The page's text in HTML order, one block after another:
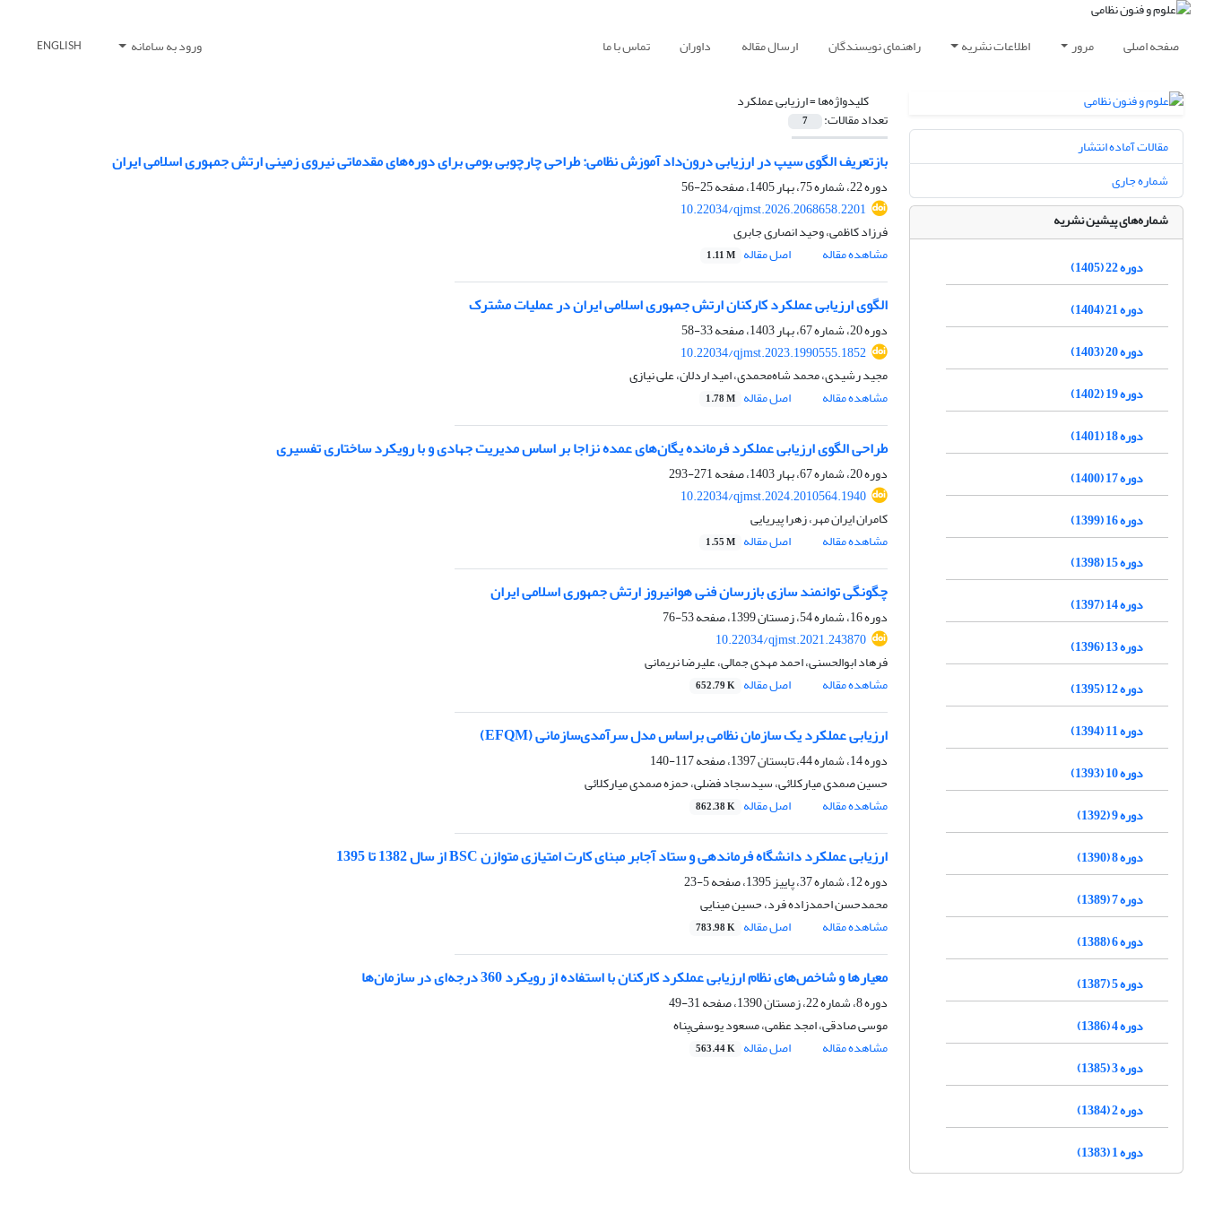
صفحه اصلی مرور اطلاعات نشریه راهنمای نویسندگان ارسال مقاله داوران تماس با ما ورود به سامانه ENGLISH
کلیدواژه‌ها =ارزیابی عملکرد
تعداد مقالات: 7
بازتعریف الگوی سیپ در ارزیابی درون‌داد آموزش نظامی: طراحی چارچوبی بومی برای دوره‌های مقدماتی نیروی زمینی ارتش جمهوری اسلامی ایران
دوره 22، شماره 75، بهار 1405، صفحه
25-56
10.22034/qjmst.2026.2068658.2201
فرزاد کاظمی، وحید انصاری جابری
مشاهده مقاله
اصل مقاله 1.11 M
الگوی ارزیابی عملکرد کارکنان ارتش جمهوری اسلامی ایران در عملیات مشترک
دوره 20، شماره 67، بهار 1403، صفحه
33-58
10.22034/qjmst.2023.1990555.1852
مجید رشیدی، محمد شاه‌محمدی، امید اردلان، علی نیازی
مشاهده مقاله
اصل مقاله 1.78 M
طراحی الگوی ارزیابی عملکرد فرمانده یگان‌های عمده نزاجا بر اساس مدیریت جهادی و با رویکرد ساختاری تفسیری
دوره 20، شماره 67، بهار 1403، صفحه
271-293
10.22034/qjmst.2024.2010564.1940
کامران ایران مهر، زهرا پیریایی
مشاهده مقاله
اصل مقاله 1.55 M
چگونگی توانمند سازی بازرسان فنی هوانیروز ارتش جمهوری اسلامی ایران
دوره 16، شماره 54، زمستان 1399، صفحه
53-76
10.22034/qjmst.2021.243870
فرهاد ابوالحسنی، احمد مهدی جمالی، علیرضا نریمانی
مشاهده مقاله
اصل مقاله 652.79 K
ارزیابی عملکرد یک سازمان نظامی براساس مدل سرآمدی‌سازمانی (EFQM)
دوره 14، شماره 44، تابستان 1397، صفحه
117-140
حسین صمدی میارکلائی، سیدسجاد فضلی، حمزه صمدی میارکلائی
مشاهده مقاله
اصل مقاله 862.38 K
ارزیابی عملکرد دانشگاه فرماندهی و ستاد آجابر مبنای کارت امتیازی متوازن BSC از سال 1382 تا 1395
دوره 12، شماره 37، پاییز 1395، صفحه
5-23
محمدحسن احمدزاده فرد، حسین مینایی
مشاهده مقاله
اصل مقاله 783.98 K
معیارها و شاخص‌های نظام ارزیابی عملکرد کارکنان با استفاده از رویکرد 360 درجه‌ای در سازمان‌ها
دوره 8، شماره 22، زمستان 1390، صفحه
31-49
موسی صادقی، امجد عظمی، مسعود یوسفی‌پناه
مشاهده مقاله
اصل مقاله 563.44 K
مقالات آماده انتشار
شماره جاری
شماره‌های پیشین نشریه
دوره 22 (1405)
دوره 21 (1404)
دوره 20 (1403)
دوره 19 (1402)
دوره 18 (1401)
دوره 17 (1400)
دوره 16 (1399)
دوره 15 (1398)
دوره 14 (1397)
دوره 13 (1396)
دوره 12 (1395)
دوره 11 (1394)
دوره 10 (1393)
دوره 9 (1392)
دوره 8 (1390)
دوره 7 (1389)
دوره 6 (1388)
دوره 5 (1387)
دوره 4 (1386)
دوره 3 (1385)
دوره 2 (1384)
دوره 1 (1383)